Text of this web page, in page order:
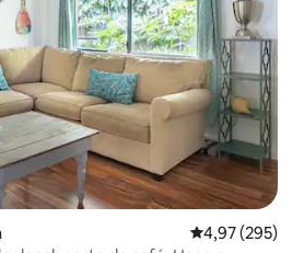
4,97 de uma
4,97 (295)